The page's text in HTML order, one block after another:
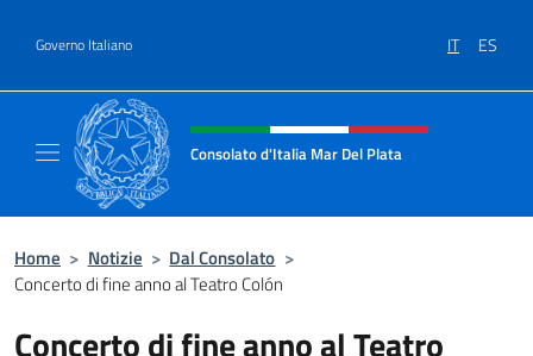
Governo Italiano IT ES
Intestazione sito, social e menù
Consolato d'Italia Mar Del Plata
Home > Notizie > Dal Consolato >
Concerto di fine anno al Teatro Colón
Concerto di fine anno al Teatro